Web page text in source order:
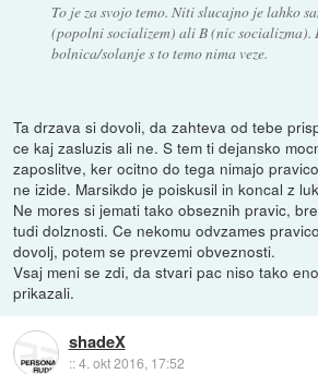
To je za svojo temo. Niti slucajno je lahko
(popolni socializem) ali B (nic socializma).
bolnica/solanje s to temo nima veze.
Ta drzava si dovoli, da zahteva od tebe
ce kaj zasluzis ali ne. S tem ti dejansko
zaposlitve, ker ocitno do tega nimajo
ne izide. Marsikdo je poiskusil in koncal z
Ne mores si jemati tako obseznih pravic,
tudi dolznosti. Ce nekomu odvzames
dovolj, potem se prevzemi obveznosti.
Vsaj meni se zdi, da stvari pac niso tako
prikazali.
shadeX
::4. okt 2016, 17:52